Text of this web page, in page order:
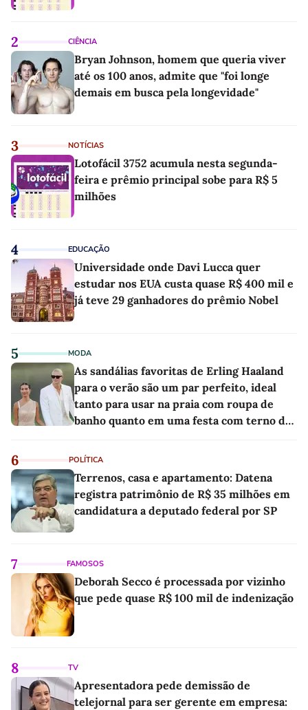
2 CIÊNCIA
Bryan Johnson, homem que queria viver
até os 100 anos, admite que "foi longe
demais em busca pela longevidade"
3 NOTÍCIAS
Lotofácil 3752 acumula nesta segunda-
feira e prêmio principal sobe para R$ 5
milhões
4 EDUCAÇÃO
Universidade onde Davi Lucca quer
estudar nos EUA custa quase R$ 400 mil e
já teve 29 ganhadores do prêmio Nobel
5 MODA
As sandálias favoritas de Erling Haaland
para o verão são um par perfeito, ideal
tanto para usar na praia com roupa de
banho quanto em uma festa com terno de
6 POLÍTICA
Terrenos, casa e apartamento: Datena
registra patrimônio de R$ 35 milhões em
candidatura a deputado federal por SP
7 FAMOSOS
Deborah Secco é processada por vizinho
que pede quase R$ 100 mil de indenização
8 TV
Apresentadora pede demissão de
telejornal para ser gerente em empresa: